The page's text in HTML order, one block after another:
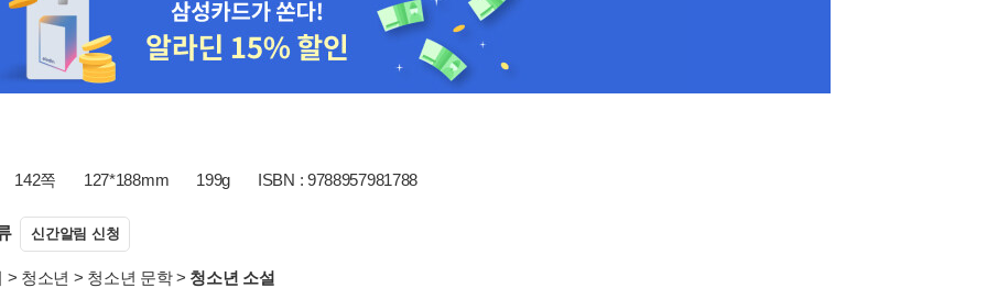
142쪽 127*188mm 199g ISBN : 9788957981788
신간알림 신청
> 청소년 > 청소년 문학> 청소년 소설